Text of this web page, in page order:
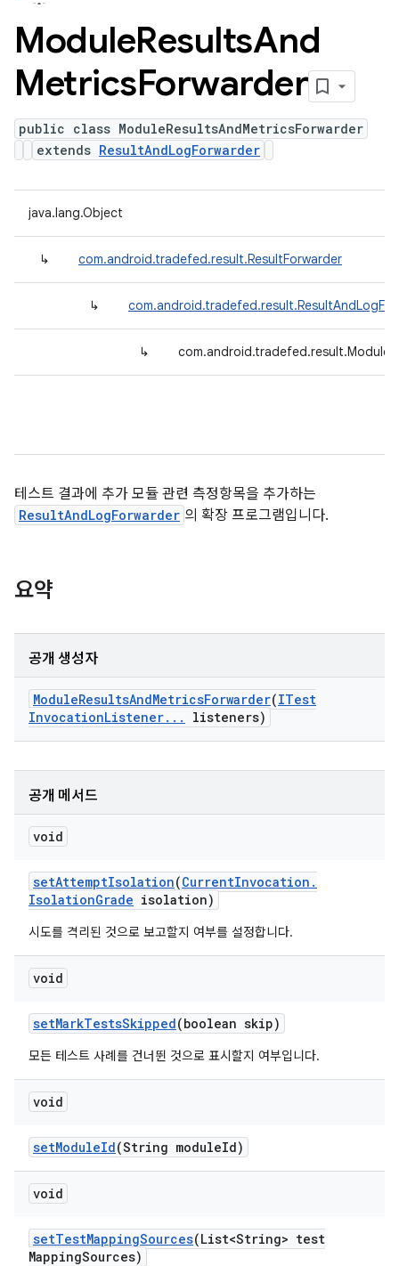
ModuleResultsAnd
MetricsForwarder
public class ModuleResultsAndMetricsForwarder
extends ResultAndLogForwarder
java.lang.Object
↳ com.android.tradefed.result.ResultForwarder
↳
↳
테스트 결과에 추가 모듈 관련 측정항목을 추가하는
ResultAndLogForwarder 의 확장 프로그램입니다.
요약
공개 생성자
ModuleResultsAndMetricsForwarder(ITest
InvocationListener. . . listeners)
공개 메서드
void
setAttemptIsolation(CurrentInvocation .
IsolationGrade isolation)
시도를 격리된 것으로 보고할지 여부를 설정합니다.
void
setMarkTestsSkipped(boolean skip)
모든 테스트 사례를 건너뛴 것으로 표시할지 여부입니다.
void
setModuleId(String moduleId)
void
setTestMappingSources(List<String> test
MappingSources)